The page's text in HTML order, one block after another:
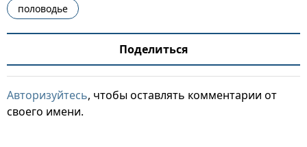
половодье
Поделиться
Авторизуйтесь, чтобы оставлять комментарии от
своего имени.